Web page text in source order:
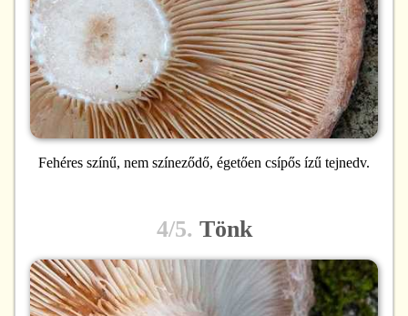
Fehéres színű, nem színeződő, égetően csípős ízű tejnedv.
4/5. Tönk